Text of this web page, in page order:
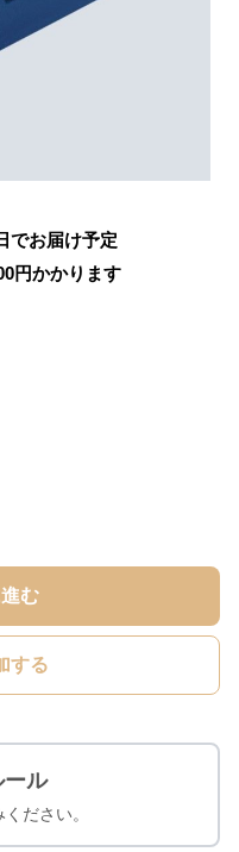
でお届け予定
円かかります
む
する
ール
ださい。